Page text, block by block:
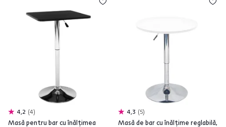
4,2 4
Masă pentru bar cu înălţimea
4,3 5
Masă de bar cu înălţime reglabilă,